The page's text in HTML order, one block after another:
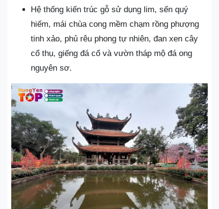
Hệ thống kiến trúc gỗ sử dụng lim, sến quý
hiếm, mái chùa cong mềm chạm rồng phượng
tinh xảo, phủ rêu phong tự nhiên, đan xen cây
cổ thụ, giếng đá cổ và vườn tháp mộ đá ong
nguyên sơ.